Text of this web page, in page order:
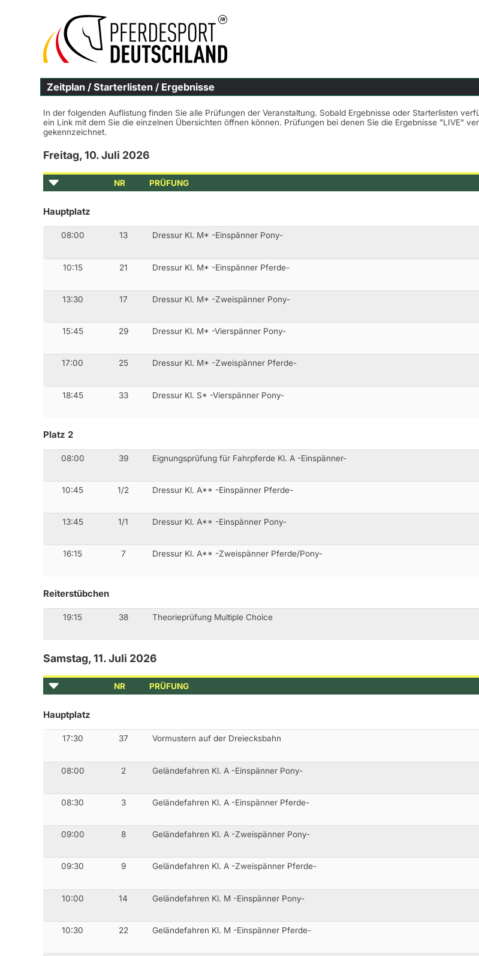
Zeitplan / Starterlisten / Ergebnisse
In der folgenden Auflistung finden Sie alle Prüfungen der Veranstaltung. Sobald Ergebnisse oder Starterlisten
ein Link mit dem Sie die einzelnen Übersichten öffnen können. Prüfungen bei denen Sie die Ergebnisse "LIVE"
gekennzeichnet.
Freitag, 10. Juli 2026
NR PRÜFUNG
Hauptplatz
08:00 13 Dressur Kl. M* -Einspänner Pony-
10:15 21 Dressur Kl. M* -Einspänner Pferde-
13:30 17 Dressur Kl. M* -Zweispänner Pony-
15:45 29 Dressur Kl. M* -Vierspänner Pony-
17:00 25 Dressur Kl. M* -Zweispänner Pferde-
18:45 33 Dressur Kl. S* -Vierspänner Pony-
Platz 2
08:00 39 Eignungsprüfung für Fahrpferde Kl. A -Einspänner-
10:45 1/2 Dressur Kl. A** -Einspänner Pferde-
13:45 1/1 Dressur Kl. A** -Einspänner Pony-
16:15 7 Dressur Kl. A** -Zweispänner Pferde/Pony-
Reiterstübchen
19:15 38 Theorieprüfung Multiple Choice
Samstag, 11. Juli 2026
NR PRÜFUNG
Hauptplatz
17:30 37 Vormustern auf der Dreiecksbahn
08:00 2 Geländefahren Kl. A -Einspänner Pony-
08:30 3 Geländefahren Kl. A -Einspänner Pferde-
09:00 8 Geländefahren Kl. A -Zweispänner Pony-
09:30 9 Geländefahren Kl. A -Zweispänner Pferde-
10:00 14 Geländefahren Kl. M -Einspänner Pony-
10:30 22 Geländefahren Kl. M -Einspänner Pferde-